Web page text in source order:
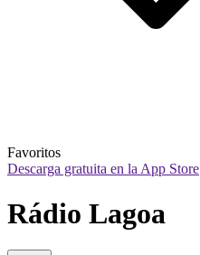
Favoritos
Descarga gratuita en la App Store
Rádio Lagoa